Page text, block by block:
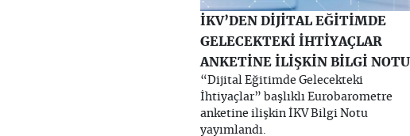
İKV’DEN DİJİTAL EĞİTİMDE
GELECEKTEKİ İHTİYAÇLAR
ANKETİNE İLİŞKİN BİLGİ NOTU
“Dijital Eğitimde Gelecekteki
İhtiyaçlar” başlıklı Eurobarometre
anketine ilişkin İKV Bilgi Notu
yayımlandı.